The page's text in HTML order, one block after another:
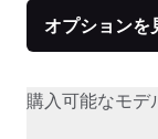
オプションを
購入可能なモデ